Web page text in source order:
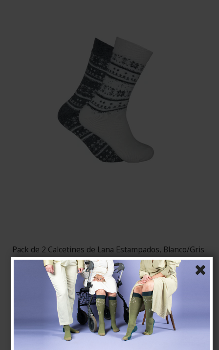
Pack de 2 Calcetines de Lana Estampados, Blanco/Gris
Pure wool
EUR 14,00
Mostrar producto